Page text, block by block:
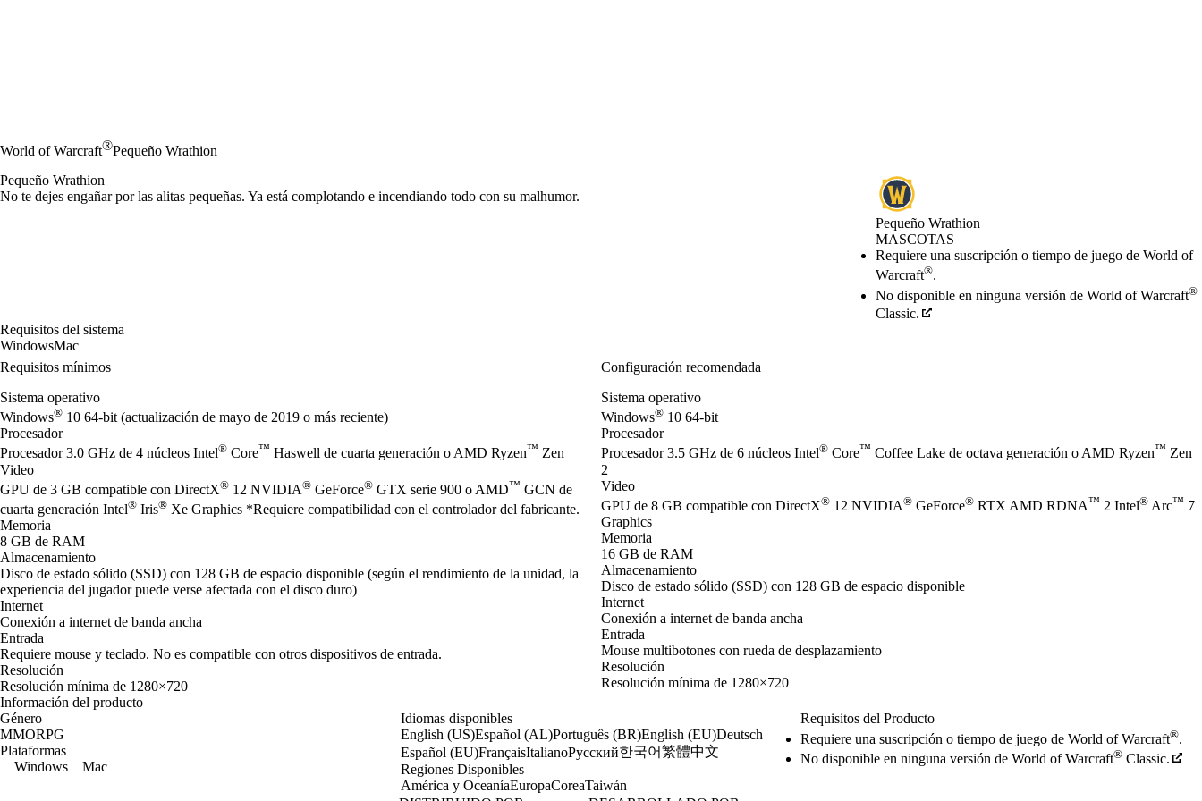
World of Warcraft®Pequeño Wrathion
Pequeño Wrathion
MASCOTAS
Precio
Available actions
Requiere una suscripción o tiempo de juego de World of
Warcraft®.
No disponible en ninguna versión de World of Warcraft®
Classic.
Pequeño Wrathion
No te dejes engañar por las alitas pequeñas. Ya está complotando e incendiando todo con su malhumor.
Requisitos del sistema
WindowsMac
Requisitos mínimos
Sistema operativo
Windows® 10 64-bit (actualización de mayo de 2019 o más reciente)
Procesador
Procesador 3.0 GHz de 4 núcleos Intel® Core™ Haswell de cuarta generación o AMD Ryzen™ Zen
Video
GPU de 3 GB compatible con DirectX® 12 NVIDIA® GeForce® GTX serie 900 o AMD™ GCN de
cuarta generación Intel® Iris® Xe Graphics *Requiere compatibilidad con el controlador del fabricante.
Memoria
8 GB de RAM
Almacenamiento
Disco de estado sólido (SSD) con 128 GB de espacio disponible (según el rendimiento de la unidad, la
experiencia del jugador puede verse afectada con el disco duro)
Internet
Conexión a internet de banda ancha
Entrada
Requiere mouse y teclado. No es compatible con otros dispositivos de entrada.
Resolución
Resolución mínima de 1280×720
Configuración recomendada
Sistema operativo
Windows® 10 64-bit
Procesador
Procesador 3.5 GHz de 6 núcleos Intel® Core™ Coffee Lake de octava generación o AMD Ryzen™ Zen
2
Video
GPU de 8 GB compatible con DirectX® 12 NVIDIA® GeForce® RTX AMD RDNA™ 2 Intel® Arc™ 7
Graphics
Memoria
16 GB de RAM
Almacenamiento
Disco de estado sólido (SSD) con 128 GB de espacio disponible
Internet
Conexión a internet de banda ancha
Entrada
Mouse multibotones con rueda de desplazamiento
Resolución
Resolución mínima de 1280×720
Información del producto
Género
MMORPG
Plataformas
Windows
Mac
Idiomas disponibles
English (US)Español (AL)Português (BR)English (EU)Deutsch
Español (EU)FrançaisItalianoРусский한국어繁體中文
Regiones Disponibles
América y OceaníaEuropaCoreaTaiwán
Requisitos del Producto
Requiere una suscripción o tiempo de juego de World of Warcraft®.
No disponible en ninguna versión de World of Warcraft® Classic.